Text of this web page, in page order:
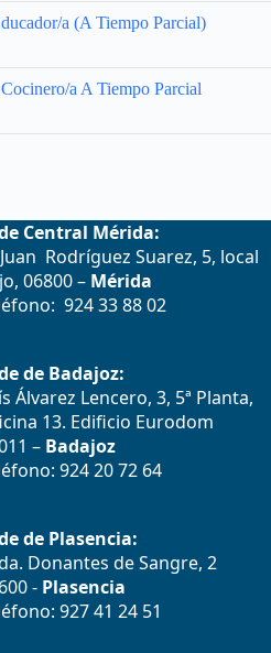
a (A Tiempo Parcial)
a A Tiempo Parcial
Central Mérida:
Rodríguez Suarez, 5, local
06800 – Mérida
924 33 88 02
de Badajoz:
Álvarez Lencero, 3, 5ª Planta,
13. Edificio Eurodom
– Badajoz
924 20 72 64
de Plasencia:
Donantes de Sangre, 2
-Plasencia
927 41 24 51